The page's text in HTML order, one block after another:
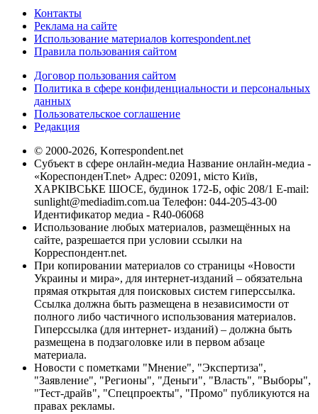
Контакты
Реклама на сайте
Использование материалов korrespondent.net
Правила пользования сайтом
Договор пользования сайтом
Политика в сфере конфиденциальности и персональных
данных
Пользовательское соглашение
Редакция
© 2000-2026, Korrespondent.net
Субъект в сфере онлайн-медиа Название онлайн-медиа -
«КореспонденТ.net» Адрес: 02091, місто Київ,
ХАРКІВСЬКЕ ШОСЕ, будинок 172-Б, офіс 208/1 E-mail:
sunlight@mediadim.com.ua Телефон: 044-205-43-00
Идентификатор медиа - R40-06068
Использование любых материалов, размещённых на
сайте, разрешается при условии ссылки на
Корреспондент.net.
При копировании материалов со страницы «Новости
Украины и мира», для интернет-изданий – обязательна
прямая открытая для поисковых систем гиперссылка.
Ссылка должна быть размещена в независимости от
полного либо частичного использования материалов.
Гиперссылка (для интернет- изданий) – должна быть
размещена в подзаголовке или в первом абзаце
материала.
Новости с пометками "Мнение", "Экспертиза",
"Заявление", "Регионы", "Деньги", "Власть", "Выборы",
"Тест-драйв", "Спецпроекты", "Промо" публикуются на
правах рекламы.